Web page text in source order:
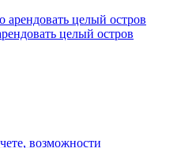
целый остров